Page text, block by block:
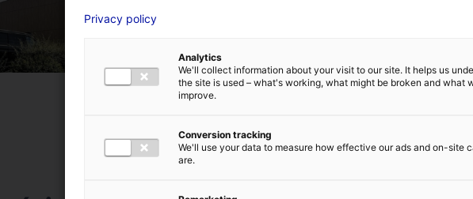
VOTRE PRÉNOM*
NUMÉRO DE TÉLÉPHONE ADRESSE E-MAIL*
Privacy policy
Analytics
We'll collect information about your visit to our site. It helps us
the site is used – what's working, what might be broken and what
improve.
Conversion tracking
We'll use your data to measure how effective our ads and on-site
are.